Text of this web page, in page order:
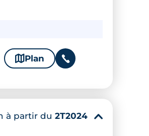
🗞 Plan 📞
à partir du 2T2024 ▾